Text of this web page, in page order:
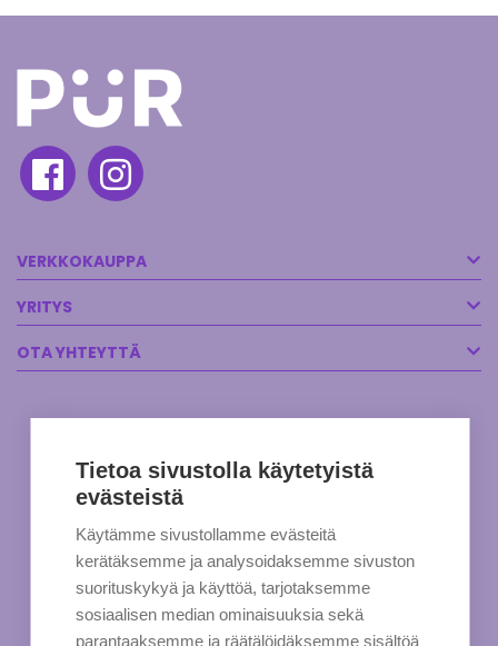
VERKKOKAUPPA
YRITYS
OTA YHTEYTTÄ
Tietoa sivustolla käytetyistä
evästeistä
Käytämme sivustollamme evästeitä
kerätäksemme ja analysoidaksemme sivuston
suorituskykyä ja käyttöä, tarjotaksemme
sosiaalisen median ominaisuuksia sekä
parantaaksemme ja räätälöidäksemme sisältöä